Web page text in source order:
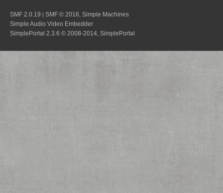
SMF 2.0.19 | SMF © 2016 Simple Machines
Simple Audio Video Embedder
SimplePortal 2.3.6 © 2008-2014, SimplePortal